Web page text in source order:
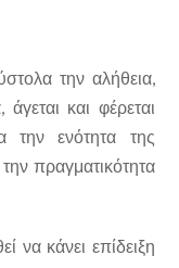
την αλήθεια,
και φέρεται
την ενότητα της
πραγματικότητα
να κάνει επίδειξη